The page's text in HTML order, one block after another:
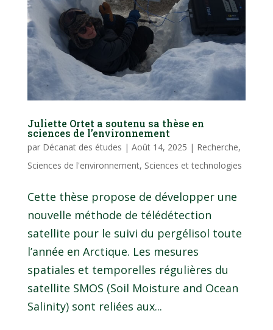
Juliette Ortet a soutenu sa thèse en
sciences de l’environnement
par Décanat des études | Août 14, 2025 | Recherche,
Sciences de l'environnement, Sciences et technologies
Cette thèse propose de développer une
nouvelle méthode de télédétection
satellite pour le suivi du pergélisol toute
l’année en Arctique. Les mesures
spatiales et temporelles régulières du
satellite SMOS (Soil Moisture and Ocean
Salinity) sont reliées aux...